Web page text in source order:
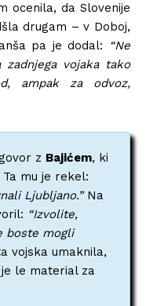
ocenila, da Slovenije
drugam – v Doboj,
pa je dodal:
“Ne
vojaka tako
ampak za odvoz,
z Bajićem, ki
mu je rekel:
Ljubljano.”Na
“Izvolite,
boste mogli
vojska umaknila,
le material za